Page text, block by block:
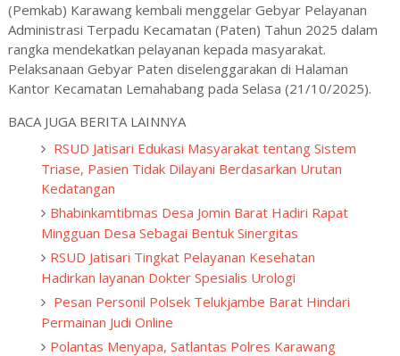
(Pemkab) Karawang kembali menggelar Gebyar Pelayanan
Administrasi Terpadu Kecamatan (Paten) Tahun 2025 dalam
rangka mendekatkan pelayanan kepada masyarakat.
Pelaksanaan Gebyar Paten diselenggarakan di Halaman
Kantor Kecamatan Lemahabang pada Selasa (21/10/2025).
BACA JUGA BERITA LAINNYA
RSUD Jatisari Edukasi Masyarakat tentang Sistem
Triase, Pasien Tidak Dilayani Berdasarkan Urutan
Kedatangan
Bhabinkamtibmas Desa Jomin Barat Hadiri Rapat
Mingguan Desa Sebagai Bentuk Sinergitas
RSUD Jatisari Tingkat Pelayanan Kesehatan
Hadirkan layanan Dokter Spesialis Urologi
Pesan Personil Polsek Telukjambe Barat Hindari
Permainan Judi Online
Polantas Menyapa, Satlantas Polres Karawang